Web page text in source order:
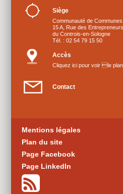
Siège
Communauté de
15 A, Rue des
du Controis-en-Sologne
Tél. : 02 54 79 15 50
Accès
Cliquez ici pour voir le plan
Contact
Mentions légales
Plan du site
Page Facebook
Page LinkedIn